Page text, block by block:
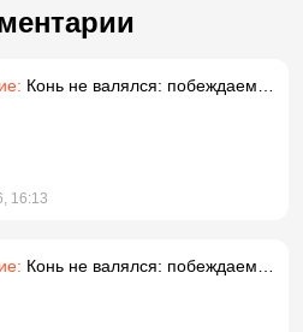
Конь не валялся: побеждаем
16:13
Конь не валялся: побеждаем